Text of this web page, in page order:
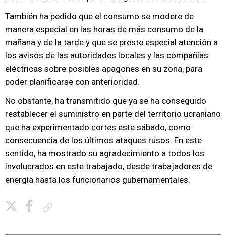
También ha pedido que el consumo se modere de
manera especial en las horas de más consumo de la
mañana y de la tarde y que se preste especial atención a
los avisos de las autoridades locales y las compañías
eléctricas sobre posibles apagones en su zona, para
poder planificarse con anterioridad.
No obstante, ha transmitido que ya se ha conseguido
restablecer el suministro en parte del territorio ucraniano
que ha experimentado cortes este sábado, como
consecuencia de los últimos ataques rusos. En este
sentido, ha mostrado su agradecimiento a todos los
involucrados en este trabajado, desde trabajadores de
energía hasta los funcionarios gubernamentales.